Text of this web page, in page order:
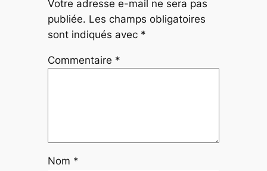
Votre adresse e-mail ne sera pas
publiée. Les champs obligatoires
sont indiqués avec *
Commentaire *
Nom *